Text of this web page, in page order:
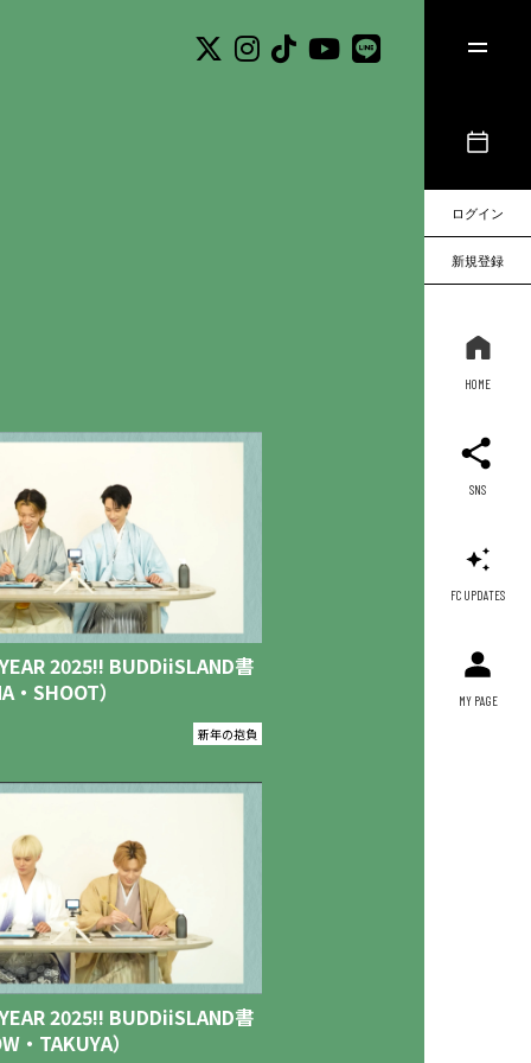
ログイン
新規登録
HOME
SNS
FC UPDATES
MY PAGE
2025!! BUDDiiSLAND書
・SHOOT）
新年の抱負
2025!! BUDDiiSLAND書
・TAKUYA）